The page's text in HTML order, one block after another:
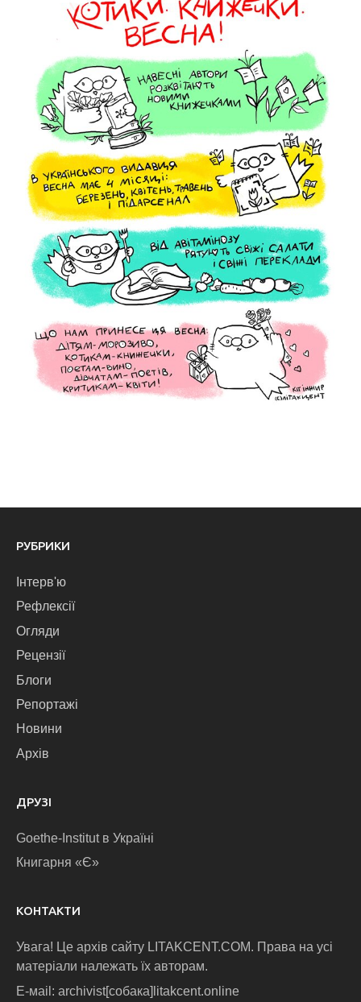
РУБРИКИ
Інтерв'ю
Рефлексії
Огляди
Рецензії
Блоги
Репортажі
Новини
Архів
ДРУЗІ
Goethe-Institut в Україні
Книгарня «Є»
КОНТАКТИ
Увага! Це архів сайту LITAKCENT.COM. Права на усі
матеріали належать їх авторам.
E-маіl: archivist[собака]litakcent.online